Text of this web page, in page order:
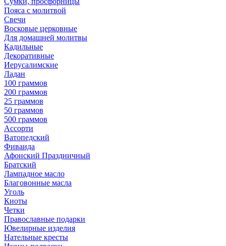
Пояса с молитвой
Свечи
Восковые церковные
Для домашней молитвы
Кадильные
Декоративные
Иерусалимские
Ладан
100 граммов
200 граммов
25 граммов
50 граммов
500 граммов
Ассорти
Ватопедский
Фиваида
Афонский Праздничный
Братский
Лампадное масло
Благовонные масла
Уголь
Киоты
Четки
Православные подарки
Ювелирные изделия
Нательные кресты